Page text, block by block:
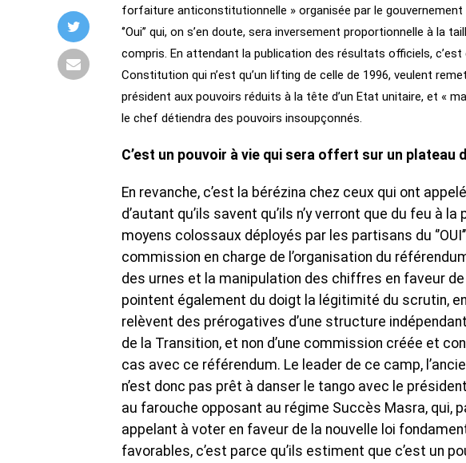
forfaiture anticonstitutionnelle » organisée par le
‘’Oui’’ qui, on s’en doute, sera inversement proportionnelle à la
compris. En attendant la publication des résultats officiels,
Constitution qui n’est qu’un lifting de celle de 1996, veulent
président aux pouvoirs réduits à la tête d’un Etat unitaire, et «
le chef détiendra des pouvoirs insoupçonnés.
C’est un pouvoir à vie qui sera offert sur un plateau
En revanche, c’est la bérézina chez ceux qui ont
d’autant qu’ils savent qu’ils n’y verront que du feu à
moyens colossaux déployés par les partisans du
commission en charge de l’organisation du
des urnes et la manipulation des chiffres en faveur
pointent également du doigt la légitimité du scrutin,
relèvent des prérogatives d’une structure
de la Transition, et non d’une commission créée et
cas avec ce référendum. Le leader de ce camp,
n’est donc pas prêt à danser le tango avec le
au farouche opposant au régime Succès Masra, qui,
appelant à voter en faveur de la nouvelle loi
favorables, c’est parce qu’ils estiment que c’est un